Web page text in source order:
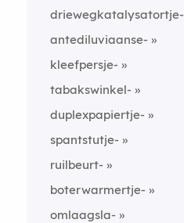
driewegkatalysatortje-
antediluviaanse-
kleefpersje-
tabakswinkel-
duplexpapiertje-
spantstutje-
ruilbeurt-
boterwarmertje-
omlaagsla-